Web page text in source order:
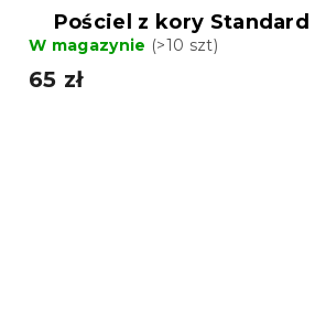
Pościel z kory Standard
W magazynie (>10 szt)
65 zł